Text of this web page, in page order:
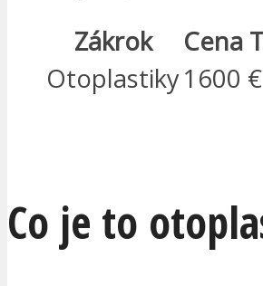
Zákrok
Cena
Otoplastiky1600 €
Co je to